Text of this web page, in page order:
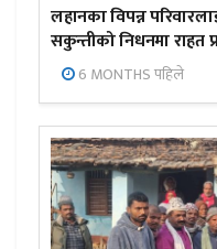
लहानका विपन्न
सकुन्तीको निधनमा राहत
6 MONTHS पहिले